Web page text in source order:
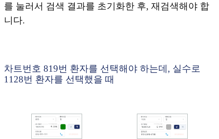
를 눌러서 검색 결과를 초기화한 후, 재검색해야 합
니다.
차트번호 819번 환자를 선택해야 하는데, 실수로
1128번 환자를 선택했을 때